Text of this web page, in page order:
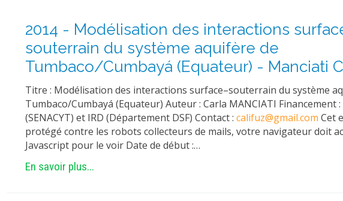
2014 - Modélisation des interactions
souterrain du système aquifère de
Tumbaco/Cumbayá (Equateur) - Manciati
Titre : Modélisation des interactions surface–souterrain du système
Tumbaco/Cumbayá (Equateur) Auteur : Carla MANCIATI Financement
(SENACYT) et IRD (Département DSF) Contact : califuz@gmail.com Cet
protégé contre les robots collecteurs de mails, votre navigateur doit
Javascript pour le voir Date de début :…
En savoir plus...